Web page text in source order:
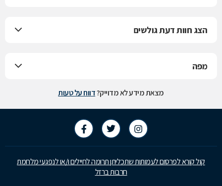
הצג חוות דעת גולשים
מפה
מצאת מידע לא מדוייק?דווח על טעות
קול קורא לפרסום לעמותות שתכליתן תרומה לחיילים ו/או לנפגעי מלחמת
חרבות ברזל